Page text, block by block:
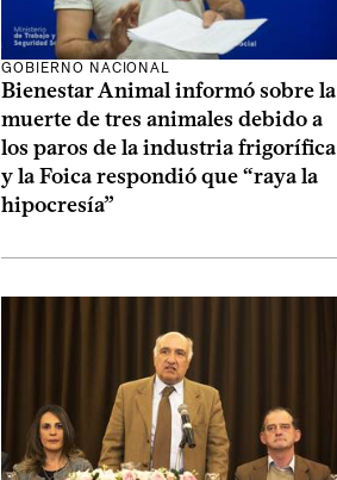
GOBIERNO NACIONAL
Bienestar Animal informó sobre la
muerte de tres animales debido a
los paros de la industria frigorífica
y la Foica respondió que “raya la
hipocresía”